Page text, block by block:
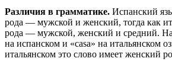
Различия в грамматике. Испанский
рода — мужской и женский, тогда как
рода — мужской, женский и средний.
на испанском и «casa» на итальянском
итальянском это слово имеет женский